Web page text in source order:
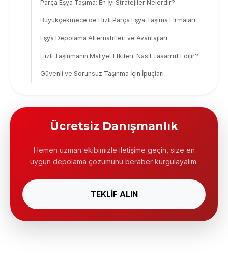
Parça Eşya Taşıma: En İyi Stratejiler Nelerdir?
Büyükçekmece'de Hızlı Parça Eşya Taşıma Firmaları
Eşya Depolama Alternatifleri ve Avantajları
Hızlı Taşınmanın Maliyet Etkileri: Nasıl Tasarruf Edilir?
Güvenli ve Sorunsuz Taşınma İçin İpuçları
Ücretsiz Danışmanlık
Hemen uzman ekibimizle iletişime geçin, size en
uygun depolama çözümünü beraber kurgulayalım.
TEKLİF ALIN